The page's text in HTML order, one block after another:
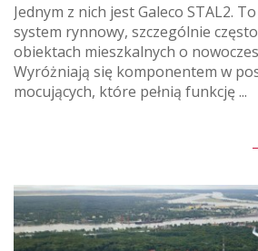
Jednym z nich jest Galeco STAL2.
system rynnowy, szczególnie
obiektach mieszkalnych o
Wyróżniają się komponentem w
mocujących, które pełnią funkcję ...